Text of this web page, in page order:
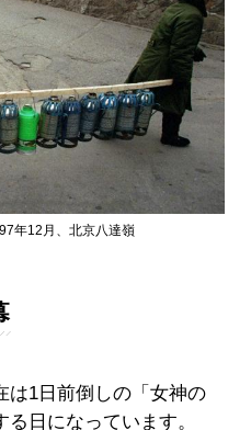
年12月、北京八達嶺
1日前倒しの「女神の
日になっています。